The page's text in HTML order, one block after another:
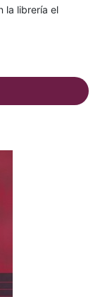
la librería el